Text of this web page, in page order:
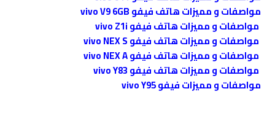
مواصفات و مميزات هاتف فيفو vivo V9 6GB
مواصفات و مميزات هاتف فيفو vivo Z1i
مواصفات و مميزات هاتف فيفو vivo NEX S
مواصفات و مميزات هاتف فيفو vivo NEX A
مواصفات و مميزات هاتف فيفو vivo Y83
مواصفات و مميزات فيفو vivo Y95